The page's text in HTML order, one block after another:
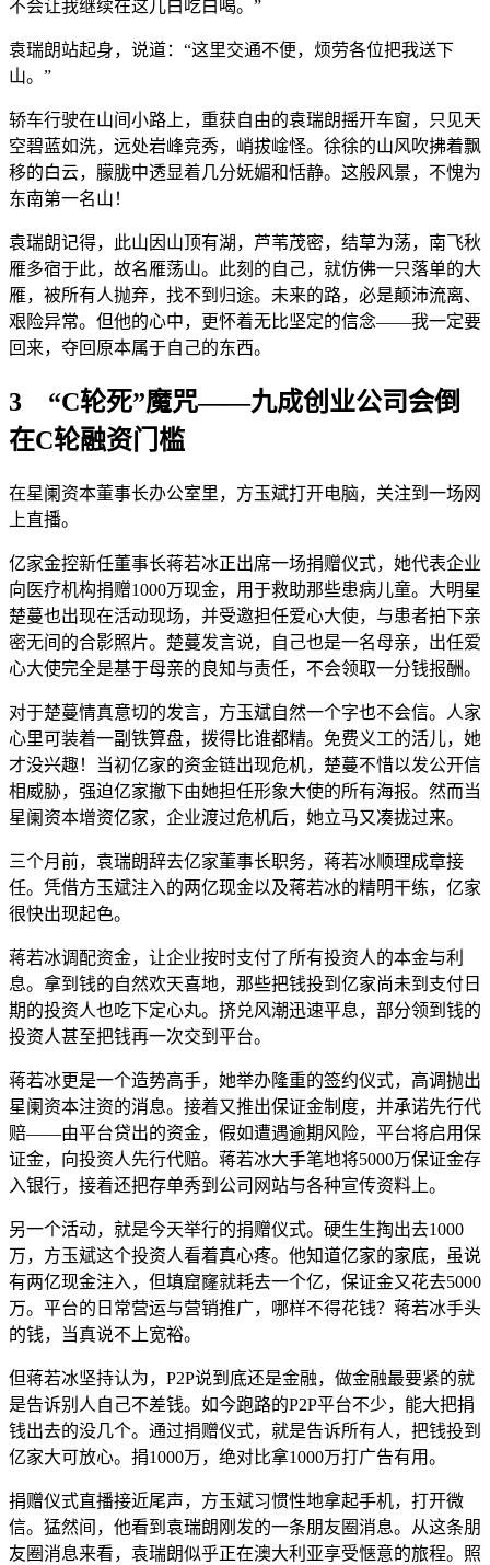
不会让我继续在这儿白吃白喝。”
袁瑞朗站起身，说道：“这里交通不便，烦劳各位把我送下
山。”
轿车行驶在山间小路上，重获自由的袁瑞朗摇开车窗，只见天
空碧蓝如洗，远处岩峰竞秀，峭拔崯怪。徐徐的山风吹拂着飘
移的白云，朦胧中透显着几分妩媚和恬静。这般风景，不愧为
东南第一名山！
袁瑞朗记得，此山因山顶有湖，芦苇茂密，结草为荡，南飞秋
雁多宿于此，故名雁荡山。此刻的自己，就仿佛一只落单的大
雁，被所有人抛弃，找不到归途。未来的路，必是颠沛流离、
艰险异常。但他的心中，更怀着无比坚定的信念——我一定要
回来，夺回原本属于自己的东西。
3 “C轮死”魔咒——九成创业公司会倒
在C轮融资门槛
在星阑资本董事长办公室里，方玉斌打开电脑，关注到一场网
上直播。
亿家金控新任董事长蒋若冰正出席一场捐赠仪式，她代表企业
向医疗机构捐赠1000万现金，用于救助那些患病儿童。大明星
楚蔓也出现在活动现场，并受邀担任爱心大使，与患者拍下亲
密无间的合影照片。楚蔓发言说，自己也是一名母亲，出任爱
心大使完全是基于母亲的良知与责任，不会领取一分钱报酬。
对于楚蔓情真意切的发言，方玉斌自然一个字也不会信。人家
心里可装着一副铁算盘，拨得比谁都精。免费义工的活儿，她
才没兴趣！当初亿家的资金链出现危机，楚蔓不惜以发公开信
相威胁，强迫亿家撤下由她担任形象大使的所有海报。然而当
星阑资本增资亿家，企业渡过危机后，她立马又凑拢过来。
三个月前，袁瑞朗辞去亿家董事长职务，蒋若冰顺理成章接
任。凭借方玉斌注入的两亿现金以及蒋若冰的精明干练，亿家
很快出现起色。
蒋若冰调配资金，让企业按时支付了所有投资人的本金与利
息。拿到钱的自然欢天喜地，那些把钱投到亿家尚未到支付日
期的投资人也吃下定心丸。挤兑风潮迅速平息，部分领到钱的
投资人甚至把钱再一次交到平台。
蒋若冰更是一个造势高手，她举办隆重的签约仪式，高调抛出
星阑资本注资的消息。接着又推出保证金制度，并承诺先行代
赔——由平台贷出的资金，假如遭遇逾期风险，平台将启用保
证金，向投资人先行代赔。蒋若冰大手笔地将5000万保证金存
入银行，接着还把存单秀到公司网站与各种宣传资料上。
另一个活动，就是今天举行的捐赠仪式。硬生生掏出去1000
万，方玉斌这个投资人看着真心疼。他知道亿家的家底，虽说
有两亿现金注入，但填窟窿就耗去一个亿，保证金又花去5000
万。平台的日常营运与营销推广，哪样不得花钱？蒋若冰手头
的钱，当真说不上宽裕。
但蒋若冰坚持认为，P2P说到底还是金融，做金融最要紧的就
是告诉别人自己不差钱。如今跑路的P2P平台不少，能大把捐
钱出去的没几个。通过捐赠仪式，就是告诉所有人，把钱投到
亿家大可放心。捐1000万，绝对比拿1000万打广告有用。
捐赠仪式直播接近尾声，方玉斌习惯性地拿起手机，打开微
信。猛然间，他看到袁瑞朗刚发的一条朋友圈消息。从这条朋
友圈消息来看，袁瑞朗似乎正在澳大利亚享受惬意的旅程。照